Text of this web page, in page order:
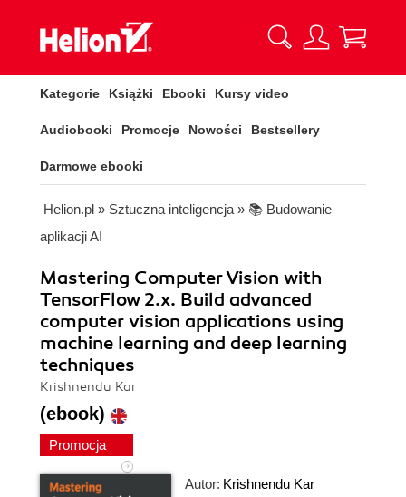
Kategorie Książki Ebooki Kursy video
Audiobooki Promocje Nowości Bestsellery
Darmowe ebooki
Helion.pl » Sztuczna inteligencja » 📚 Budowanie
aplikacji AI
Mastering Computer Vision with
TensorFlow 2.x. Build advanced
computer vision applications using
machine learning and deep learning
techniques
Krishnendu Kar
(ebook)
Promocja
Autor: Krishnendu Kar